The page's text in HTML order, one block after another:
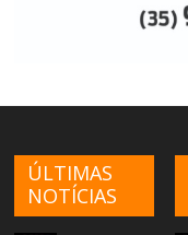
ÚLTIMAS
NOTÍCIAS